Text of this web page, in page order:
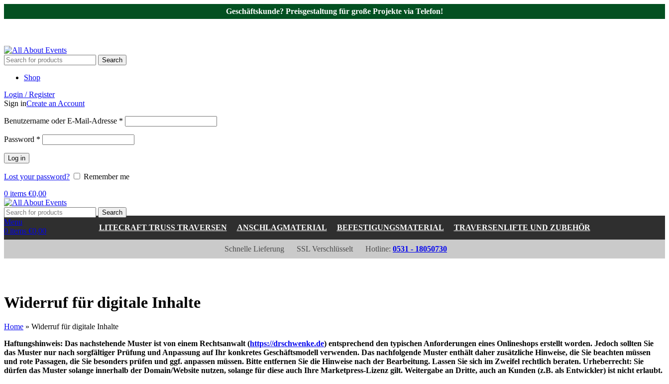
Geschäftskunde? Preisgestaltung für große Projekte via Telefon!
Search
Shop
Login / Register
Sign inCreate an Account
Benutzername oder E-Mail-Adresse *
Password *
Log in
Lost your password?
Remember me
0 items €0,00
Search
Menu
0 items €0,00 LITECRAFT TRUSS TRAVERSEN ANSCHLAGMATERIAL BEFESTIGUNGSMATERIAL TRAVERSENLIFTE UND ZUBEHÖR
Schnelle Lieferung SSL Verschlüsselt Hotline: 0531 - 18050730
Widerruf für digitale Inhalte
Home » Widerruf für digitale Inhalte
Haftungshinweis: Das nachstehende Muster ist von einem Rechtsanwalt (https://drschwenke.de) entsprechend den typischen Anforderungen eines Onlineshops erstellt worden. Jedoch sollten Sie
das Muster nur nach sorgfältiger Prüfung und Anpassung auf Ihr konkretes Geschäftsmodell verwenden. Das nachfolgende Muster enthält daher zusätzliche Hinweise, die Sie beachten müssen
und rote Passagen, die Sie besonders prüfen und ggf. anpassen müssen. Bitte entfernen Sie die Hinweise nach der Bearbeitung. Lassen Sie sich im Zweifel rechtlich beraten. Urheberrecht: Sie
dürfen das Muster solange innerhalb der Domain/Website nutzen, solange für diese auch Ihre Marketpress-Lizenz gilt. Weitergabe an Dritte, auch an Kunden (z.B. als Entwickler) ist nicht erlaubt.